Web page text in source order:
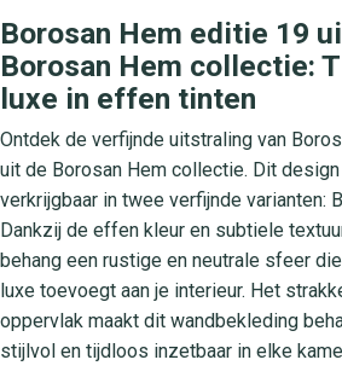
Borosan Hem editie 19
Borosan Hem collectie:
luxe in effen tinten
Ontdek de verfijnde uitstraling van
uit de Borosan Hem collectie. Dit
verkrijgbaar in twee verfijnde varianten:
Dankzij de effen kleur en subtiele
behang een rustige en neutrale sfeer
luxe toevoegt aan je interieur. Het
oppervlak maakt dit wandbekleding
stijlvol en tijdloos inzetbaar in elke